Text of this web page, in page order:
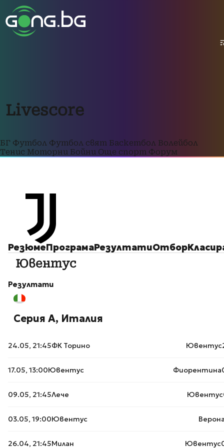
Livescore
БГ Футбол Футбол свят Баскетбол Волейбол
Тенис Моторни Бойни Още спорт Форум
Ювентус
РезюмеПрограмаРезултатиОтбор
Резултати
Серия А, Италия
24.05, 21:45ФК Торино Ювентус
17.05, 13:00Ювентус Фиорентина
09.05, 21:45Лече Ювентус
03.05, 19:00Ювентус
26.04, 21:45Милан Ювентус